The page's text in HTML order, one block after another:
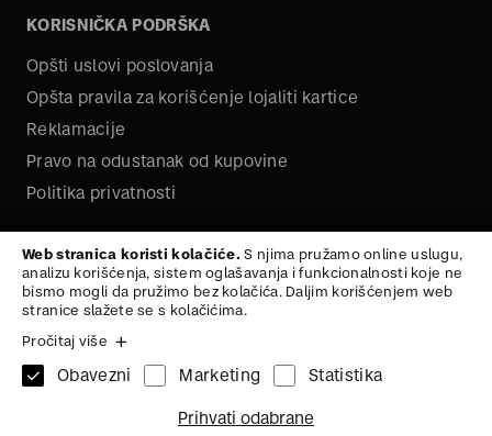
XS
KORISNIČKA PODRŠKA
Opšti uslovi poslovanja
Opšta pravila za korišćenje lojaliti kartice
Reklamacije
Pravo na odustanak od kupovine
Politika privatnosti
Kariera
Web stranica koristi kolačiće. S njima pružamo online uslugu,
analizu korišćenja, sistem oglašavanja i funkcionalnosti koje ne
bismo mogli da pružimo bez kolačića. Daljim korišćenjem web
stranice slažete se s kolačićima.
Pročitaj više
Obavezni Marketing Statistika
Prihvati odabrane